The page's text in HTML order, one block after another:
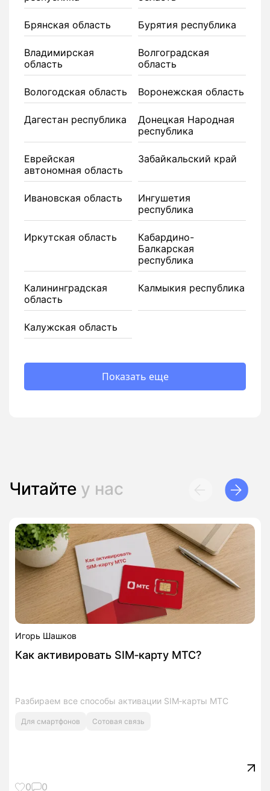
Брянская область Бурятия республика
Владимирская
область
Волгоградская
область
Вологодская область Воронежская область
Дагестан республика
Донецкая Народная
республика
Еврейская
автономная область
Забайкальский край
Ивановская область
Ингушетия
республика
Иркутская область
Кабардино-
Балкарская
республика
Калининградская
область
Калмыкия республика
Калужская область
Показать еще
Читайте у нас
Игорь Шашков
Как активировать SIM‑карту МТС?
Разбираем все способы активации SIM‑карты МТС
Для смартфонов Сотовая связь
0 0